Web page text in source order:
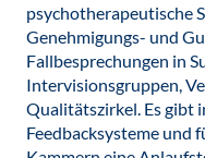
psychotherapeutische
Genehmigungs- und
Fallbesprechungen in
Intervisionsgruppen,
Qualitätszirkel. Es gibt
Feedbacksysteme und